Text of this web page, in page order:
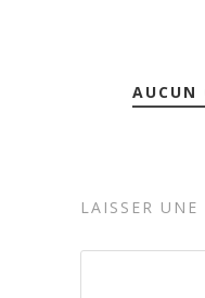
AUCUN
LAISSER UNE